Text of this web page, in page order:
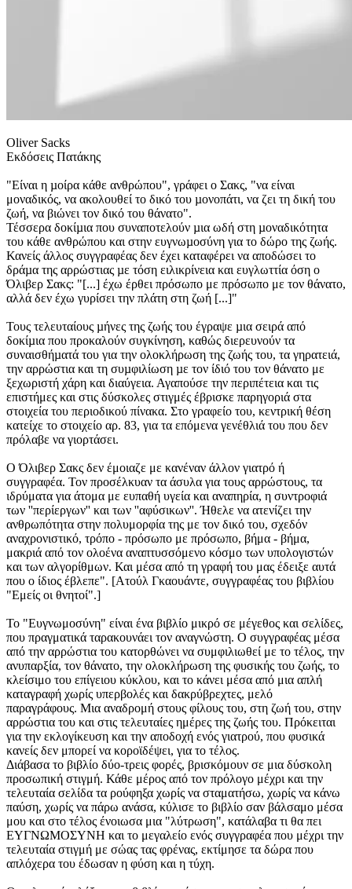
Oliver Sacks
Εκδόσεις Πατάκης
"Είναι η µοίρα κάθε ανθρώπου", γράφει ο Σακς, "να είναι
μοναδικός, να ακολουθεί το δικό του µονοπάτι, να ζει τη δική του
ζωή, να βιώνει τον δικό του θάνατο".
Τέσσερα δοκίµια που συναποτελούν µια ωδή στη µοναδικότητα
του κάθε ανθρώπου και στην ευγνωµοσύνη για το δώρο της ζωής.
Κανείς άλλος συγγραφέας δεν έχει καταφέρει να αποδώσει το
δράµα της αρρώστιας µε τόση ειλικρίνεια και ευγλωττία όση ο
Όλιβερ Σακς: "[...] έχω έρθει πρόσωπο με πρόσωπο με τον θάνατο,
αλλά δεν έχω γυρίσει την πλάτη στη ζωή [...]"
Τους τελευταίους µήνες της ζωής του έγραψε µια σειρά από
δοκίµια που προκαλούν συγκίνηση, καθώς διερευνούν τα
συναισθήµατά του για την ολοκλήρωση της ζωής του, τα γηρατειά,
την αρρώστια και τη συµφιλίωση µε τον ίδιό του τον θάνατο με
ξεχωριστή χάρη και διαύγεια. Αγαπούσε την περιπέτεια και τις
επιστήμες και στις δύσκολες στιγμές έβρισκε παρηγοριά στα
στοιχεία του περιοδικού πίνακα. Στο γραφείο του, κεντρική θέση
κατείχε το στοιχείο αρ. 83, για τα επόμενα γενέθλιά του που δεν
πρόλαβε να γιορτάσει.
Ο Όλιβερ Σακς δεν έμοιαζε με κανέναν άλλον γιατρό ή
συγγραφέα. Τον προσέλκυαν τα άσυλα για τους αρρώστους, τα
ιδρύματα για άτομα με ευπαθή υγεία και αναπηρία, η συντροφιά
των ''περίεργων'' και των ''αφύσικων''. Ήθελε να ατενίζει την
ανθρωπότητα στην πολυμορφία της με τον δικό του, σχεδόν
αναχρονιστικό, τρόπο - πρόσωπο με πρόσωπο, βήμα - βήμα,
μακριά από τον ολοένα αναπτυσσόμενο κόσμο των υπολογιστών
και των αλγορίθμων. Και μέσα από τη γραφή του μας έδειξε αυτά
που ο ίδιος έβλεπε". [Ατούλ Γκαουάντε, συγγραφέας του βιβλίου
"Εμείς οι θνητοί".]
Το "Ευγνωμοσύνη" είναι ένα βιβλίο μικρό σε μέγεθος και σελίδες,
που πραγματικά ταρακουνάει τον αναγνώστη. Ο συγγραφέας μέσα
από την αρρώστια του κατορθώνει να συμφιλιωθεί με το τέλος, την
ανυπαρξία, τον θάνατο, την ολοκλήρωση της φυσικής του ζωής, το
κλείσιμο του επίγειου κύκλου, και το κάνει μέσα από μια απλή
καταγραφή χωρίς υπερβολές και δακρύβρεχτες, μελό
παραγράφους. Μια αναδρομή στους φίλους του, στη ζωή του, στην
αρρώστια του και στις τελευταίες ημέρες της ζωής του. Πρόκειται
για την εκλογίκευση και την αποδοχή ενός γιατρού, που φυσικά
κανείς δεν μπορεί να κοροϊδέψει, για το τέλος.
Διάβασα το βιβλίο δύο-τρεις φορές, βρισκόμουν σε μια δύσκολη
προσωπική στιγμή. Κάθε μέρος από τον πρόλογο μέχρι και την
τελευταία σελίδα τα ρούφηξα χωρίς να σταματήσω, χωρίς να κάνω
παύση, χωρίς να πάρω ανάσα, κύλισε το βιβλίο σαν βάλσαμο μέσα
μου και στο τέλος ένοιωσα μια "λύτρωση", κατάλαβα τι θα πει
ΕΥΓΝΩΜΟΣΥΝΗ και το μεγαλείο ενός συγγραφέα που μέχρι την
τελευταία στιγμή με σώας τας φρένας, εκτίμησε τα δώρα που
απλόχερα του έδωσαν η φύση και η τύχη.